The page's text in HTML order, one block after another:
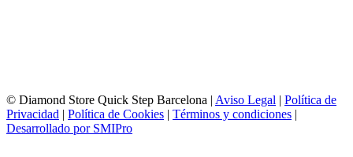
© Diamond Store Quick Step Barcelona | Aviso Legal | Política de
Privacidad | Política de Cookies | Términos y condiciones |
Desarrollado por SMIPro